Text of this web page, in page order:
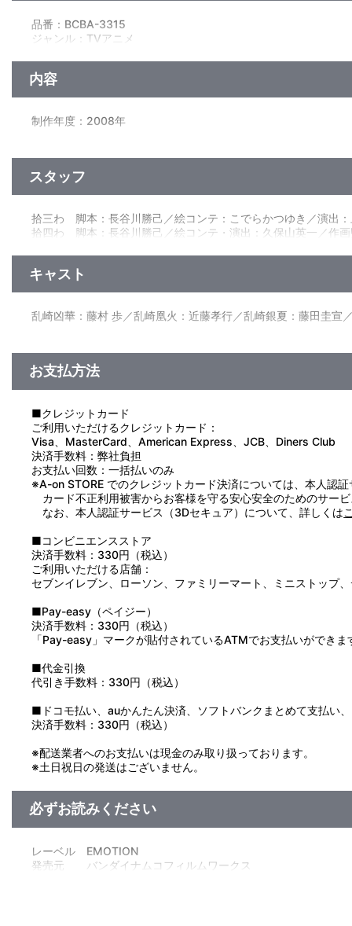
※初回生産終了後は凶華のみのエンディングになります。
品番：BCBA-3315
ジャンル：TVアニメ
内容
制作年度：2008年
姫宮家から逃れ平和で普通の学園生活が送れると思っていた
から「番長」や「お姉様」と呼ばれ慕われるように。
■拾四わ「Electric-Butterfly」
身近な食品や飲み物に混ぜられた新種の麻薬により、人々が
■拾五わ「奥様は魔女っ娘♪」
静かな朝、突如乱崎家のダイニングが大爆発。慌てて駆けつ
らしめようと平塚雷蝶に協力を仰ぐのだが‥‥。
スタッフ
拾三わ 脚本：長谷川勝己／絵コンテ：こでらかつゆき／演出
拾四わ 脚本：長谷川勝己／絵コンテ・演出：久保山英一／作
原作：日日日／監督：黒田やすひろ／キャラクター原案：
キャスト
乱崎凶華：藤村 歩／乱崎凰火：近藤孝行／乱崎銀夏：藤田圭
お支払方法
■クレジットカード
ご利用いただけるクレジットカード：
Visa、MasterCard、American Express、JCB、Diners Club
決済手数料：弊社負担
お支払い回数：一括払いのみ
※A-on STORE でのクレジットカード決済については、本人認
カード不正利用被害からお客様を守る安心安全のためのサー
なお、本人認証サービス（3Dセキュア）について、詳しくは
■コンビニエンスストア
決済手数料：330円（税込）
ご利用いただける店舗：
セブンイレブン、ローソン、ファミリーマート、ミニストップ
■Pay-easy（ペイジー）
決済手数料：330円（税込）
「Pay-easy」マークが貼付されているATMでお支払いができま
■代金引換
代引き手数料：330円（税込）
■ドコモ払い、auかんたん決済、ソフトバンクまとめて支払い
決済手数料：330円（税込）
※配送業者へのお支払いは現金のみ取り扱っております。
※土日祝日の発送はございません。
必ずお読みください
レーベル EMOTION
発売元 バンダイナムコフィルムワークス